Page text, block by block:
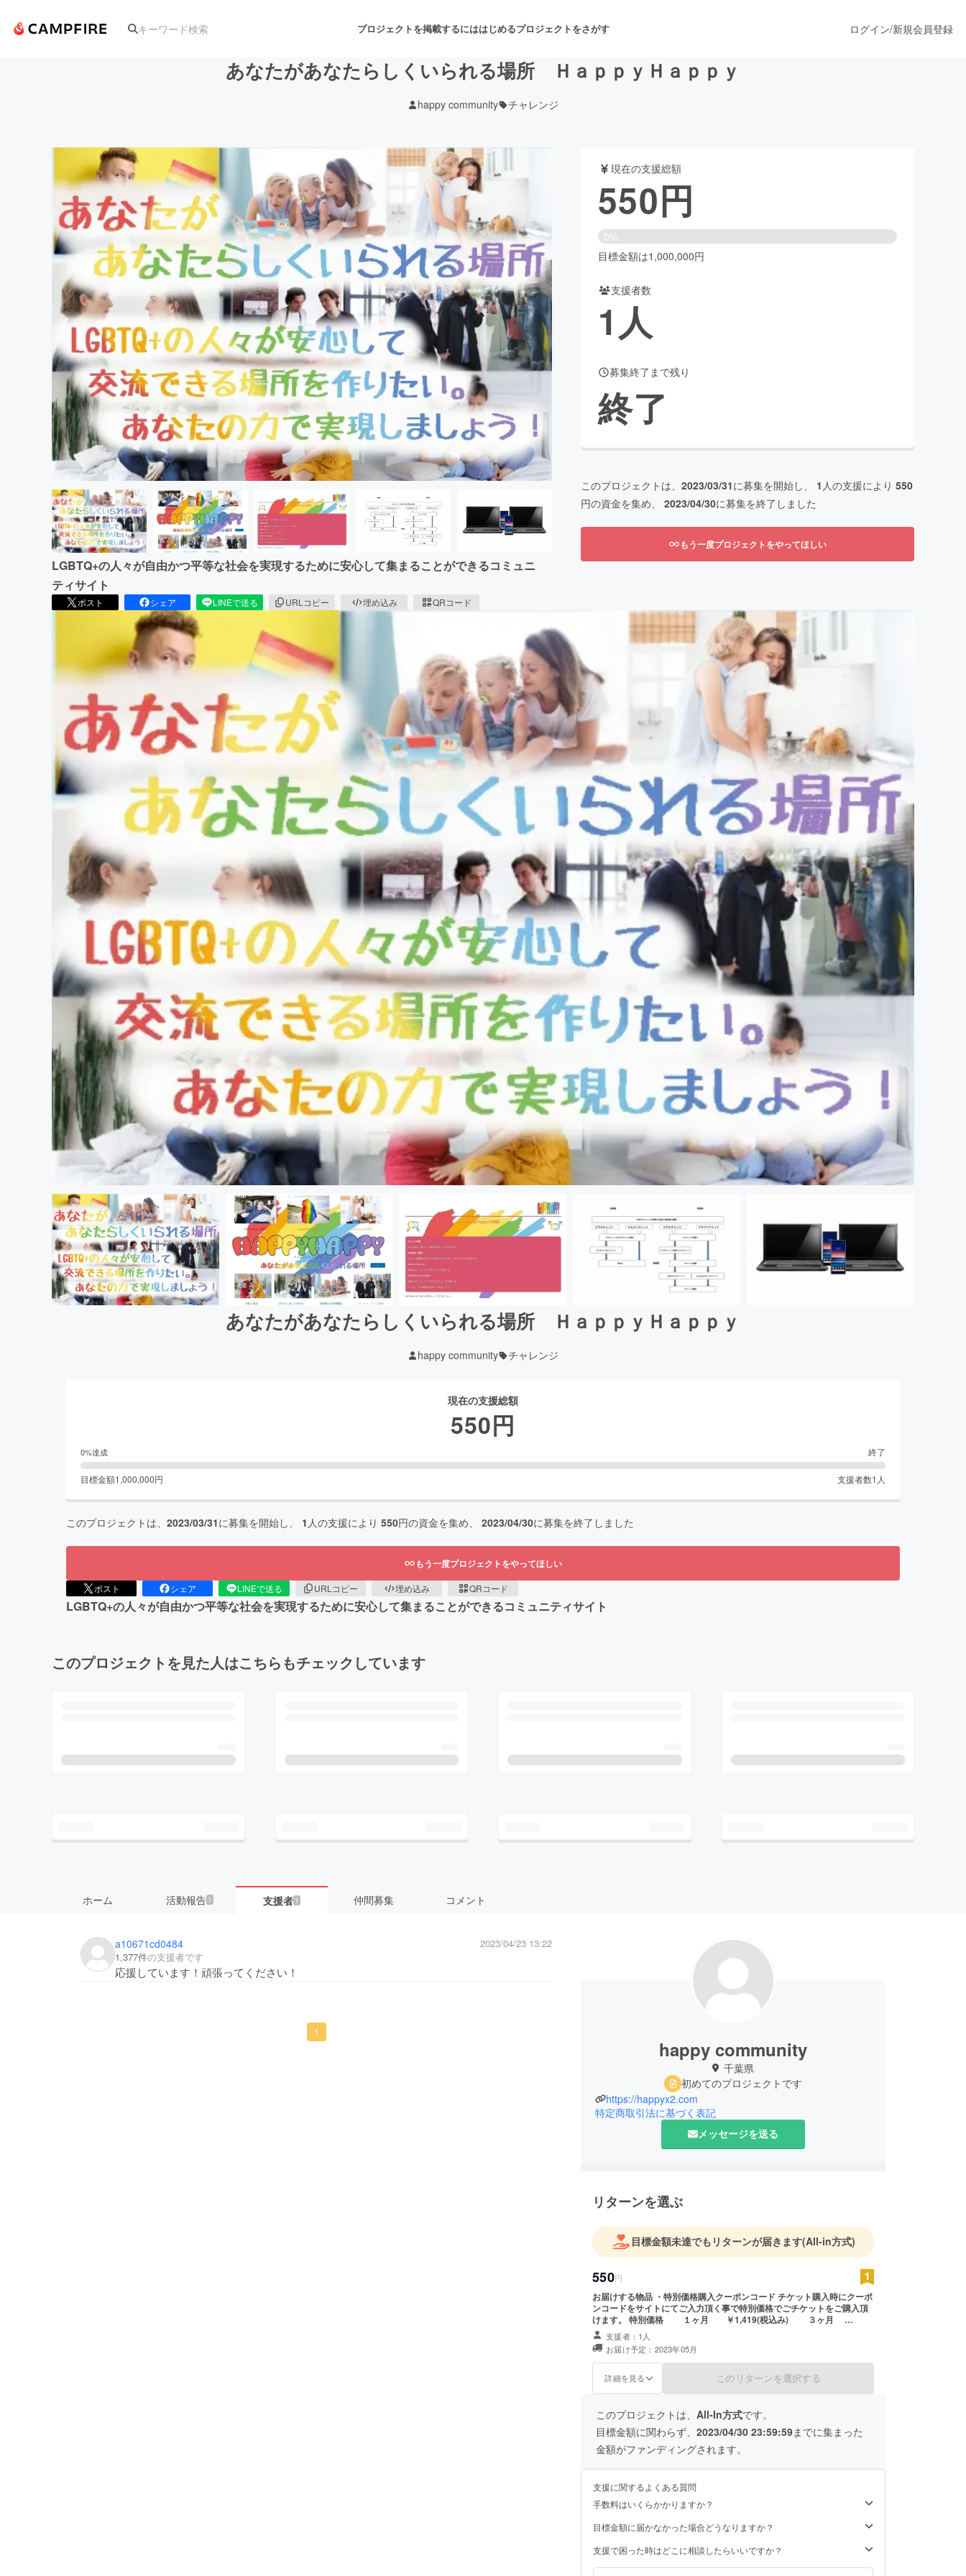
プロジェクトを掲載するにははじめるプロジェクトをさがす
アート・写真 音楽 舞台・パフォーマンス
テクノロジー・ガジェット ゲーム・サービス開発
映像・映画 書籍・雑誌出版 アニメ・漫画
ビジネス・起業 チャレンジ ビューティー・ヘルスケア
まちづくり・地域活性化
CAMPFIRE for Social Good
CAMPFIREふるさと納税machi-ya
ログイン/新規会員登録
あなたがあなたらしくいられる場所 ＨａｐｐｙＨａｐｐｙ
happy community チャレンジ
LGBTQ+の人々が自由かつ平等な社会を実現するために安心して集まることができるコミュニ
ティサイト
ポスト シェア LINEで送る URLコピー 埋め込み QRコード
現在の支援総額
550円
0%
目標金額は1,000,000円
支援者数
1人
募集終了まで残り
終了
このプロジェクトは、 2023/03/31に募集を開始し、 1 人の支援により 550
円の資金を集め、 2023/04/30に募集を終了しました
もう一度プロジェクトをやってほしい
あなたがあなたらしくいられる場所 ＨａｐｐｙＨａｐｐｙ
happy community チャレンジ
現在の支援総額
550円
0%達成 終了
目標金額1,000,000円 支援者数1 人
このプロジェクトは、 2023/03/31に募集を開始し、 1 人の支援により 550円の資金を集め、 2023/04/30に募集を終了しました
もう一度プロジェクトをやってほしい
ポスト シェア LINEで送る URLコピー 埋め込み QRコード
LGBTQ+の人々が自由かつ平等な社会を実現するために安心して集まることができるコミュニティサイト
このプロジェクトを見た人はこちらもチェックしています
ホーム 活動報告 1 支援者 1 仲間募集 コメント
a10671cd0484
2023/04/23 13:22
1,377件の支援者です
応援しています！頑張ってください！
1
happy community
千葉県
初めてのプロジェクトです
https://happyx2.com
特定商取引法に基づく表記
メッセージを送る
リターンを選ぶ
目標金額未達でもリターンが届きます(All-in方式)
550円
お届けする物品 ・特別価格購入クーポンコード チケット購入時にクーポ
ンコードをサイトにてご入力頂く事で特別価格でごチケットをご購入頂
けます。 特別価格 １ヶ月 ￥1,419(税込み) ３ヶ月
￥4,257(税込み) １２ヶ月 ￥17,028(税込み) 提供方法 ・ 募集終了後
にメールでクーポンコードをお知らせ致します。 注意事項 ・クーポン有
効期限は：２０２３年５月１日～２０２５年４月３０日（土日祝を除
く）です。 ・チケット購入数に制限は有りません。 ・ご利用回数は１回
のみです。
支援者：1人
お届け予定：2023年05月
詳細を見る このリターンを選択する
このプロジェクトは、 All-In方式です。
目標金額に関わらず、 2023/04/30 23:59:59までに集まった
金額がファンディングされます。
支援に関するよくある質問
手数料はいくらかかりますか？
目標金額に届かなかった場合どうなりますか？
支援で困った時はどこに相談したらいいですか？